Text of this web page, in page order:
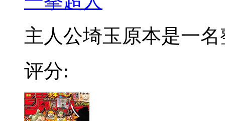
主人公埼玉原本是一名
评分: